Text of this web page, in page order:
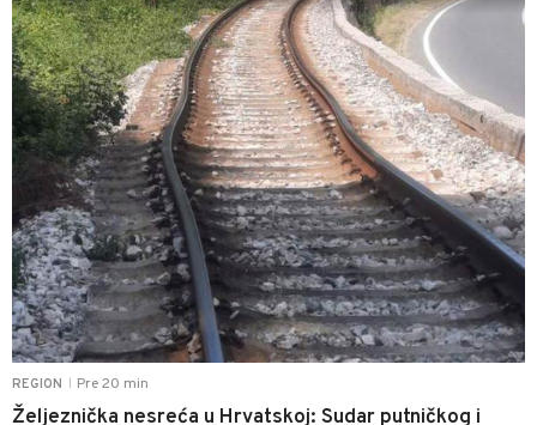
REGION Pre 20 min
Željeznička nesreća u Hrvatskoj: Sudar putničkog i